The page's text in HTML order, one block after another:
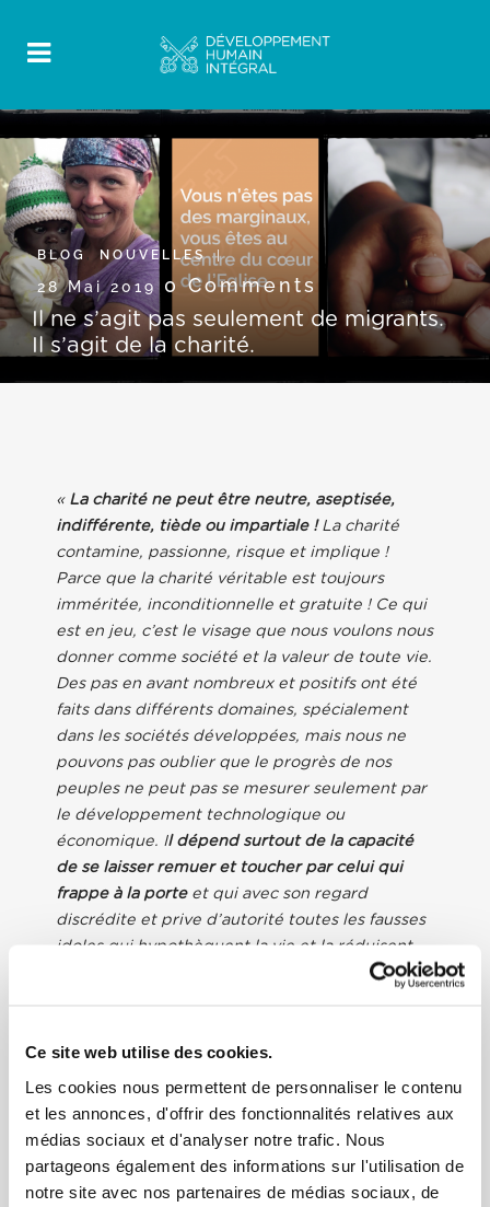
Ce site web utilise des cookies.
Les cookies nous permettent de personnaliser le contenu
et les annonces, d'offrir des fonctionnalités relatives aux
médias sociaux et d'analyser notre trafic. Nous
partageons également des informations sur l'utilisation de
notre site avec nos partenaires de médias sociaux, de
BLOG, NOUVELLES
28 Mai 2019 0 Comments
Il ne s’agit pas seulement de migrants.
Il s’agit de la charité.
« La charité ne peut être neutre, aseptisée,
indifférente, tiède ou impartiale !La charité
contamine, passionne, risque et implique !
Parce que la charité véritable est toujours
imméritée, inconditionnelle et gratuite ! Ce qui
est en jeu, c’est le visage que nous voulons nous
donner comme société et la valeur de toute vie.
Des pas en avant nombreux et positifs ont été
faits dans différents domaines, spécialement
dans les sociétés développées, mais nous ne
pouvons pas oublier que le progrès de nos
peuples ne peut pas se mesurer seulement par
le développement technologique ou
économique. Il dépend surtout de la capacité
de se laisser remuer et toucher par celui qui
frappe à la porteet qui avec son regard
discrédite et prive d’autorité toutes les fausses
idoles qui hypothèquent la vie et la réduisent
autres. Comme devient déserte et
inhospitalière une ville quand elle perd la
capacité de la compassion ! Une société sans
coeur… une mère stérile.
Vous n’êtes pas des
marginaux, vous êtes au centre du cœur de
l’Eglise
Pape François